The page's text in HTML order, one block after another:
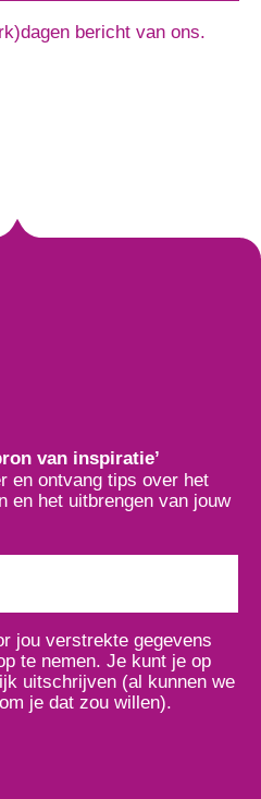
bericht van ons.
van inspiratie’
en ontvang tips over het
en het uitbrengen van jouw
jou verstrekte gegevens
te nemen. Je kunt je op
uitschrijven (al kunnen we
je dat zou willen).